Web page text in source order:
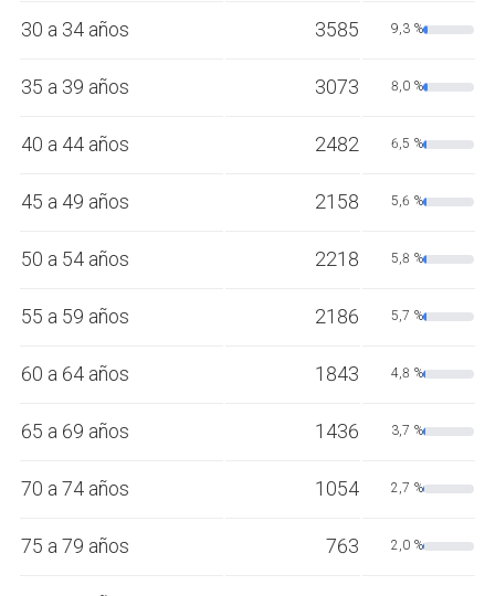
30 a 34 años 3585 9,3 %
35 a 39 años 3073 8,0 %
40 a 44 años 2482 6,5 %
45 a 49 años 2158 5,6 %
50 a 54 años 2218 5,8 %
55 a 59 años 2186 5,7 %
60 a 64 años 1843 4,8 %
65 a 69 años 1436 3,7 %
70 a 74 años 1054 2,7 %
75 a 79 años 763 2,0 %